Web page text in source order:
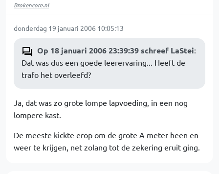
Brokencore.nl
donderdag 19 januari 2006 10:05:13
Op 18 januari 2006 23:39:39 schreef LaStei:
Dat was dus een goede leerervaring... Heeft de
trafo het overleefd?
Ja, dat was zo grote lompe lapvoeding, in een nog
lompere kast.
De meeste kickte erop om de grote A meter heen en
weer te krijgen, net zolang tot de zekering eruit ging.